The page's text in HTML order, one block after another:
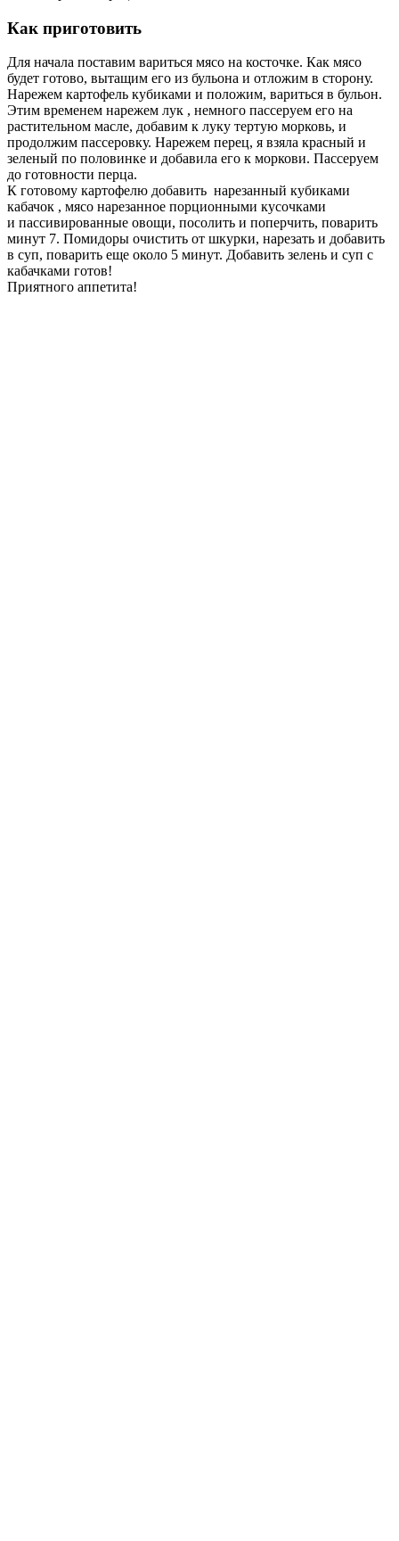
Как приготовить
Для начала поставим вариться мясо на косточке. Как мясо
будет готово, вытащим его из бульона и отложим в сторону.
Нарежем картофель кубиками и положим, вариться в бульон.
Этим временем нарежем лук , немного пассеруем его на
растительном масле, добавим к луку тертую морковь, и
продолжим пассеровку. Нарежем перец, я взяла красный и
зеленый по половинке и добавила его к моркови. Пассеруем
до готовности перца.
К готовому картофелю добавить нарезанный кубиками
кабачок , мясо нарезанное порционными кусочками
и пассивированные овощи, посолить и поперчить, поварить
минут 7. Помидоры очистить от шкурки, нарезать и добавить
в суп, поварить еще около 5 минут. Добавить зелень и суп с
кабачками готов!
Приятного аппетита!